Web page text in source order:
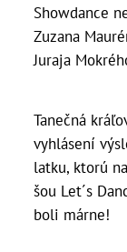
Showdance
Zuzana
Juraja
Tanečná
vyhlásení
latku, ktorú
šou Let´s
boli márne!